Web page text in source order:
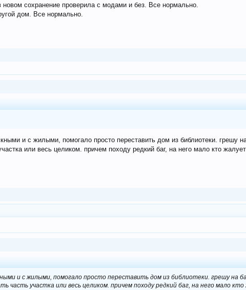
сохранение проверила с модами и без. Все нормально.
дом. Все нормально.
и с жилыми, помогало просто переставить дом из библиотеки. грешу на
или весь целиком. причем походу редкий баг, на него мало кто
и с жилыми, помогало просто переставить дом из библиотеки. грешу на
часть участка или весь целиком. причем походу редкий баг, на него мало кто